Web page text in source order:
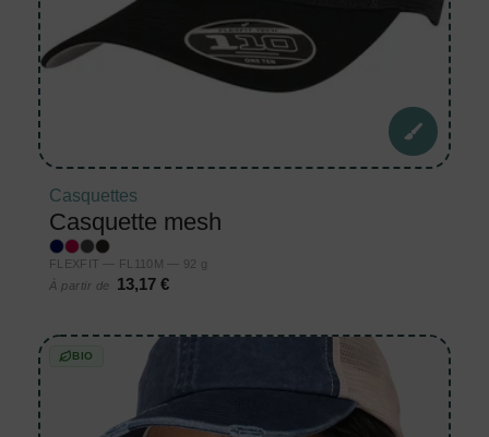
Casquettes
Casquette mesh
FLEXFIT — FL110M — 92 g
À partir de
13,17 €
BIO